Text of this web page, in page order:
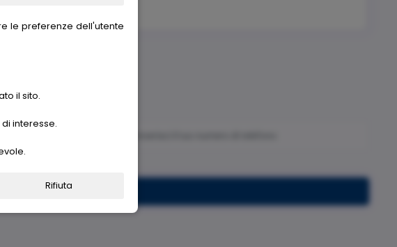
le preferenze dell'utente
il sito.
interesse.
Rifiuta